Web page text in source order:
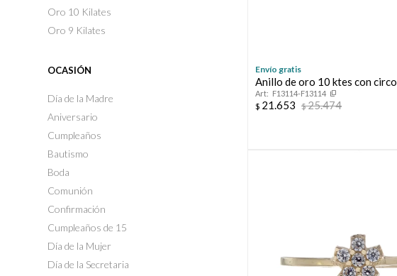
Envío gratis
Anillo de oro 10 ktes con
F13114-F13114
$ 21.653 $25.474
Oro 10 Kilates
Oro 9 Kilates
OCASIÓN
Día de la Madre
Aniversario
Cumpleaños
Bautismo
Boda
Comunión
Confirmación
Cumpleaños de 15
Día de la Mujer
Día de la Secretaria